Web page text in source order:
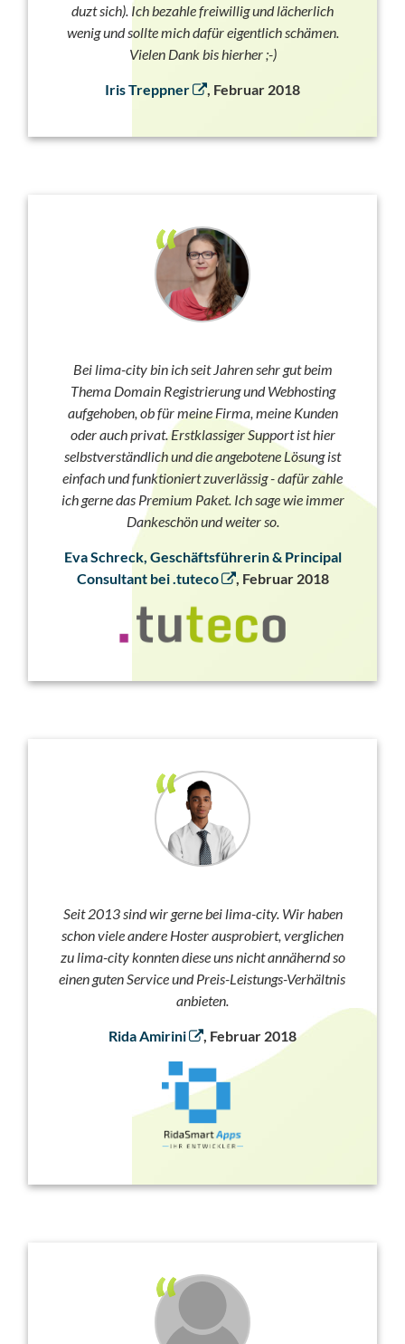
duzt sich). Ich bezahle freiwillig und lächerlich
wenig und sollte mich dafür eigentlich schämen.
Vielen Dank bis hierher ;-)
Iris Treppner , Februar 2018
Bei lima-city bin ich seit Jahren sehr gut beim
Thema Domain Registrierung und Webhosting
aufgehoben, ob für meine Firma, meine Kunden
oder auch privat. Erstklassiger Support ist hier
selbstverständlich und die angebotene Lösung ist
einfach und funktioniert zuverlässig - dafür zahle
ich gerne das Premium Paket. Ich sage wie immer
Dankeschön und weiter so.
Eva Schreck, Geschäftsführerin & Principal
Consultant bei .tuteco
, Februar 2018
Seit 2013 sind wir gerne bei lima-city. Wir haben
schon viele andere Hoster ausprobiert, verglichen
zu lima-city konnten diese uns nicht annähernd so
einen guten Service und Preis-Leistungs-Verhältnis
anbieten.
Rida Amirini , Februar 2018